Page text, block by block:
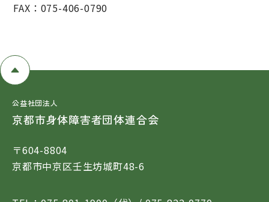
FAX：075-406-0790
公益社団法人
京都市身体障害者団体連合会
〒604-8804
京都市中京区壬生坊城町48-6